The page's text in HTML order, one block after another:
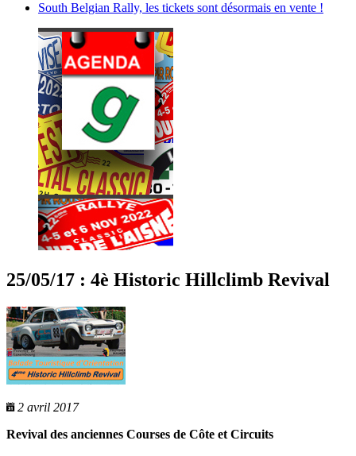
South Belgian Rally, les tickets sont désormais en vente !
25/05/17 : 4è Historic Hillclimb Revival
2 avril 2017
Revival des anciennes Courses de Côte et Circuits